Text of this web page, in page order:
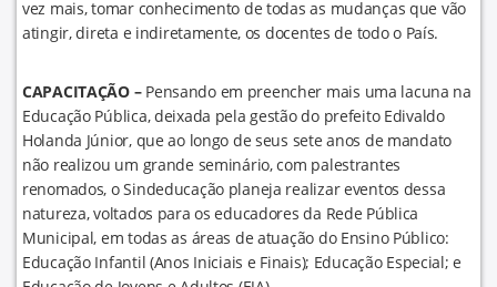
vez mais, tomar conhecimento de todas as mudanças que vão
atingir, direta e indiretamente, os docentes de todo o País.
CAPACITAÇÃO –Pensando em preencher mais uma lacuna na
Educação Pública, deixada pela gestão do prefeito Edivaldo
Holanda Júnior, que ao longo de seus sete anos de mandato
não realizou um grande seminário, com palestrantes
renomados, o Sindeducação planeja realizar eventos dessa
natureza, voltados para os educadores da Rede Pública
Municipal, em todas as áreas de atuação do Ensino Público:
Educação Infantil (Anos Iniciais e Finais); Educação Especial; e